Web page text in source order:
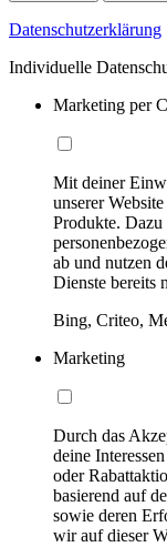
Datenschutzerklärung
Individuelle
Marketing per
Mit deiner
unserer
Produkte. Dazu
ab und nutzen
Dienste bereits
Bing, Criteo,
Marketing
Durch das
deine
oder
basierend auf
sowie deren
wir auf dieser